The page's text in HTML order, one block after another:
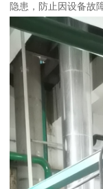
隐患，防止因设备故